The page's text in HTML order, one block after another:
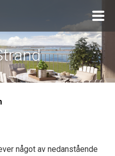
något av nedanstående